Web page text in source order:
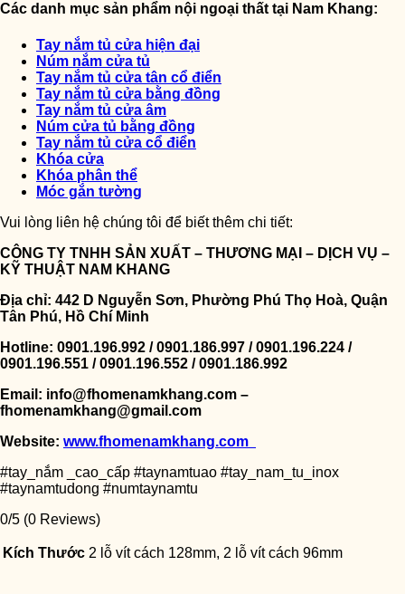
Các danh mục sản phẩm nội ngoại thất tại Nam Khang:
Tay nắm tủ cửa hiện đại
Núm nắm cửa tủ
Tay nắm tủ cửa tân cổ điển
Tay nắm tủ cửa bằng đồng
Tay nắm tủ cửa âm
Núm cửa tủ bằng đồng
Tay nắm tủ cửa cổ điển
Khóa cửa
Khóa phân thể
Móc gắn tường
Vui lòng liên hệ chúng tôi để biết thêm chi tiết:
CÔNG TY TNHH SẢN XUẤT – THƯƠNG MẠI – DỊCH VỤ –
KỸ THUẬT NAM KHANG
Địa chỉ: 442 D Nguyễn Sơn, Phường Phú Thọ Hoà, Quận
Tân Phú, Hồ Chí Minh
Hotline: 0901.196.992 / 0901.186.997 / 0901.196.224 /
0901.196.551 / 0901.196.552 / 0901.186.992
Email: info@fhomenamkhang.com –
fhomenamkhang@gmail.com
Website: www.fhomenamkhang.com
#tay_nắm _cao_cấp #taynamtuao #tay_nam_tu_inox
#taynamtudong #numtaynamtu
0/5 (0 Reviews)
Kích Thước 2 lỗ vít cách 128mm, 2 lỗ vít cách 96mm